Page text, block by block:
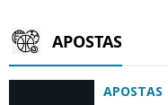
APOSTAS
APOSTAS